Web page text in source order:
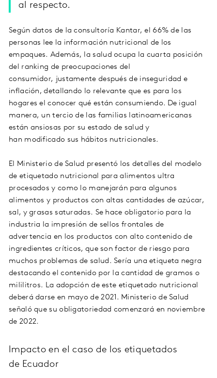
al respecto.
Según datos de la consultoría Kantar, el 66% de las
personas lee la información nutricional de los
empaques. Además, la salud ocupa la cuarta posición
del ranking de preocupaciones del
consumidor, justamente después de inseguridad e
inflación, detallando lo relevante que es para los
hogares el conocer qué están consumiendo. De igual
manera, un tercio de las familias latinoamericanas
están ansiosas por su estado de salud y
han modificado sus hábitos nutricionales.
El Ministerio de Salud presentó los detalles del modelo
de etiquetado nutricional para alimentos ultra
procesados y como lo manejarán para algunos
alimentos y productos con altas cantidades de azúcar,
sal, y grasas saturadas. Se hace obligatorio para la
industria la impresión de sellos frontales de
advertencia en los productos con alto contenido de
ingredientes críticos, que son factor de riesgo para
muchos problemas de salud. Sería una etiqueta negra
destacando el contenido por la cantidad de gramos o
mililitros. La adopción de este etiquetado nutricional
deberá darse en mayo de 2021. Ministerio de Salud
señaló que su obligatoriedad comenzará en noviembre
de 2022.
Impacto en el caso de los etiquetados
de Ecuador